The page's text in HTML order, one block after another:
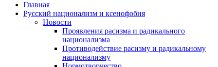
Главная
Русский национализм и ксенофобия
Новости
Проявления расизма и радикального
национализма
Противодействие расизму и радикальному
национализму